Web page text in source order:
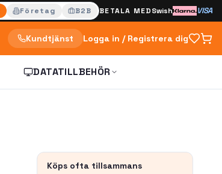
Företag B2B BETALA MEDSwish VISA
Kundtjänst Logga in / Registrera dig
DATATILLBEHÖR
Köps ofta tillsammans